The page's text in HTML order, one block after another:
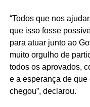
“Todos que nos
que isso fosse
para atuar junto ao
muito orgulho de
todos os aprovados,
e a esperança de
chegou”, declarou.